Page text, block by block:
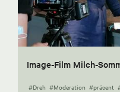
Image-Film Milch-
#Dreh #Moderation #präsent